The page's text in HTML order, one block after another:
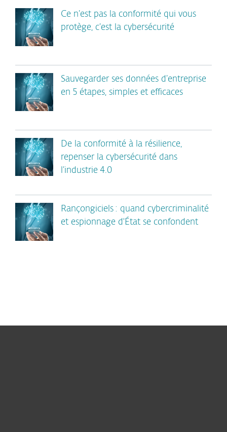
Ce n’est pas la conformité qui vous
protège, c’est la cybersécurité
Sauvegarder ses données d’entreprise
en 5 étapes, simples et efficaces
De la conformité à la résilience,
repenser la cybersécurité dans
l’industrie 4.0
Rançongiciels : quand cybercriminalité
et espionnage d'État se confondent